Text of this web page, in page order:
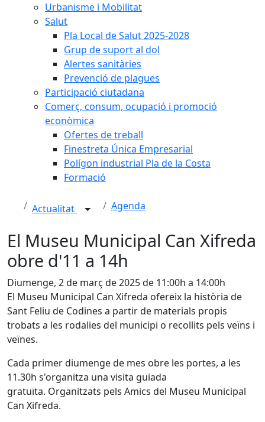
Urbanisme i Mobilitat
Salut
Pla Local de Salut 2025-2028
Grup de suport al dol
Alertes sanitàries
Prevenció de plagues
Participació ciutadana
Comerç, consum, ocupació i promoció
econòmica
Ofertes de treball
Finestreta Única Empresarial
Polígon industrial Pla de la Costa
Formació
Actualitat Agenda
El Museu Municipal Can Xifreda
obre d'11 a 14h
Diumenge, 2 de març de 2025 de 11:00h a 14:00h
El Museu Municipal Can Xifreda ofereix la història de
Sant Feliu de Codines a partir de materials propis
trobats a les rodalies del municipi o recollits pels veïns i
veïnes.
Cada primer diumenge de mes obre les portes, a les
11.30h s'organitza una visita guiada
gratuïta. Organitzats pels Amics del Museu Municipal
Can Xifreda.